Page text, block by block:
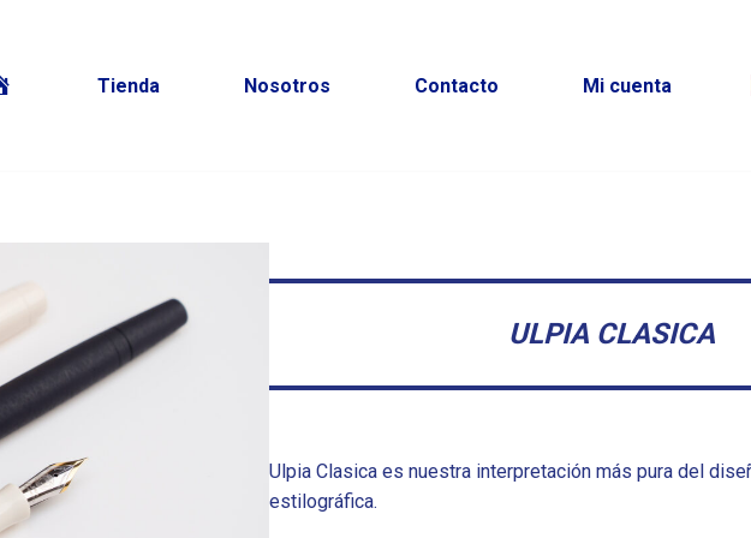
Tienda Nosotros Contacto Mi cuenta
ULPIA CLASICA
Ulpia Clasica es nuestra interpretación más pura del
estilográfica.